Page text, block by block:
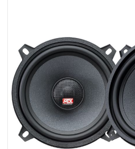
images
gallery